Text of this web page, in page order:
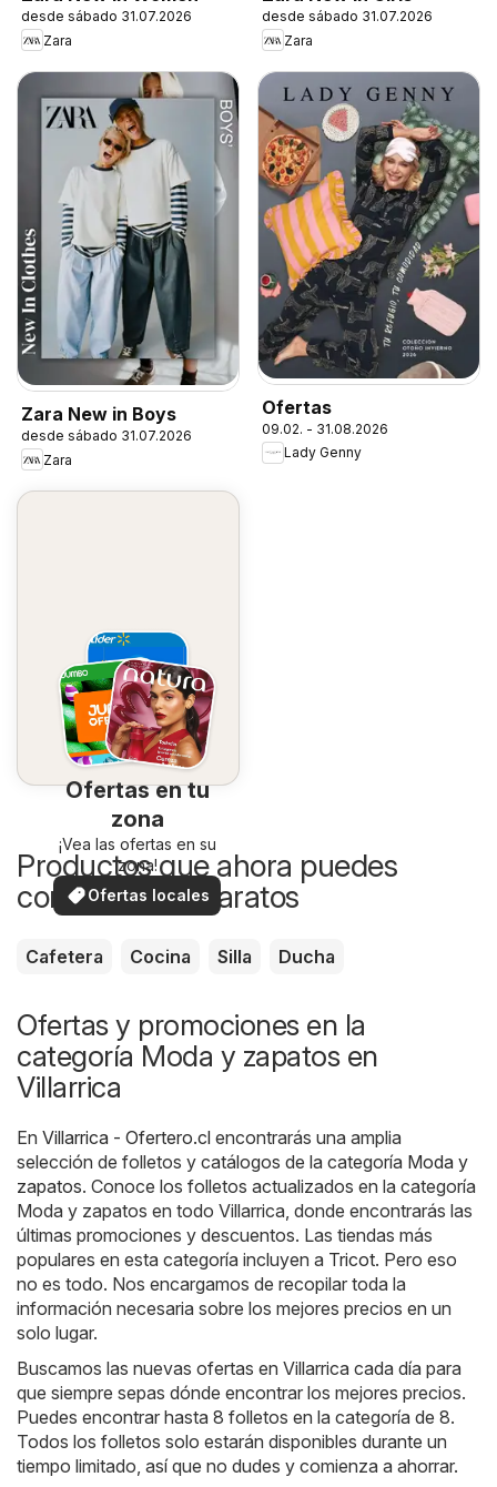
desde sábado 31.07.2026
Zara
desde sábado 31.07.2026
Zara
Zara New in Boys
desde sábado 31.07.2026
Zara
Ofertas
09.02. - 31.08.2026
Lady Genny
Ofertas en tu
zona
¡Vea las ofertas en su
zona!
Ofertas locales
Productos que ahora puedes
comprar más baratos
Cafetera Cocina Silla Ducha
Ofertas y promociones en la
categoría Moda y zapatos en
Villarrica
En Villarrica - Ofertero.cl encontrarás una amplia
selección de folletos y catálogos de la categoría Moda y
zapatos. Conoce los folletos actualizados en la categoría
Moda y zapatos en todo Villarrica, donde encontrarás las
últimas promociones y descuentos. Las tiendas más
populares en esta categoría incluyen a Tricot. Pero eso
no es todo. Nos encargamos de recopilar toda la
información necesaria sobre los mejores precios en un
solo lugar.
Buscamos las nuevas ofertas en Villarrica cada día para
que siempre sepas dónde encontrar los mejores precios.
Puedes encontrar hasta 8 folletos en la categoría de 8.
Todos los folletos solo estarán disponibles durante un
tiempo limitado, así que no dudes y comienza a ahorrar.